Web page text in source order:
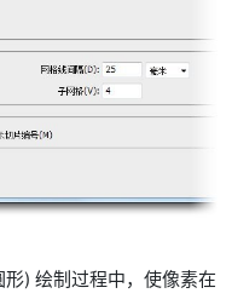
) 绘制过程中，使像素在